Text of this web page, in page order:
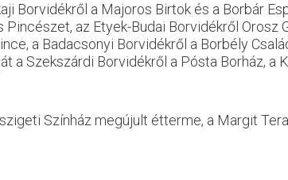
Borvidékről a Majoros Birtok és a Borbár
az Etyek-Budai Borvidékről Orosz
a Badacsonyi Borvidékről a Borbély
a Szekszárdi Borvidékről a Pósta Borház, a
Színház megújult étterme, a Margit